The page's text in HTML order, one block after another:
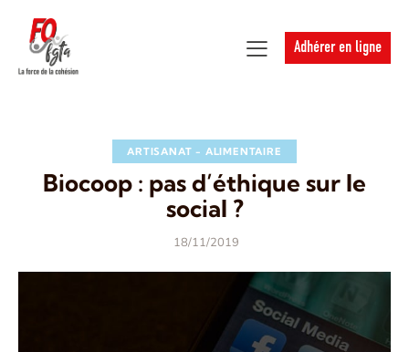
Adhérer en ligne
ARTISANAT - ALIMENTAIRE
Biocoop : pas d’éthique sur le
social ?
18/11/2019